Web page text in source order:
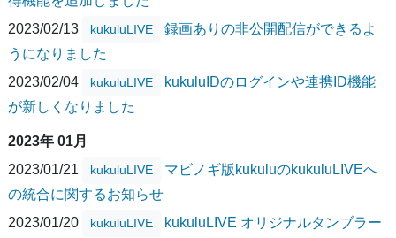
2023/02/13
kukuluLIVE
録画ありの非公開配信ができるよ
うになりました
2023/02/04
kukuluLIVE
kukuluIDのログインや連携ID機能
が新しくなりました
2023年 01月
2023/01/21
kukuluLIVE
マビノギ版kukuluのkukuluLIVEへ
の統合に関するお知らせ
2023/01/20
kukuluLIVE
kukuluLIVE オリジナルタンブラー